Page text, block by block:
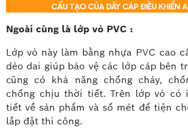
Ngoài cùng là lớp vỏ PVC :
Lớp vỏ này làm bằng nhựa PVC cao
dẻo dai giúp bảo vệ các lớp cáp bên
cũng có khả năng chống cháy,
chống chịu thời tiết. Trên lớp vỏ có
tiết về sản phẩm và số mét để tiện
lắp đặt thi công.